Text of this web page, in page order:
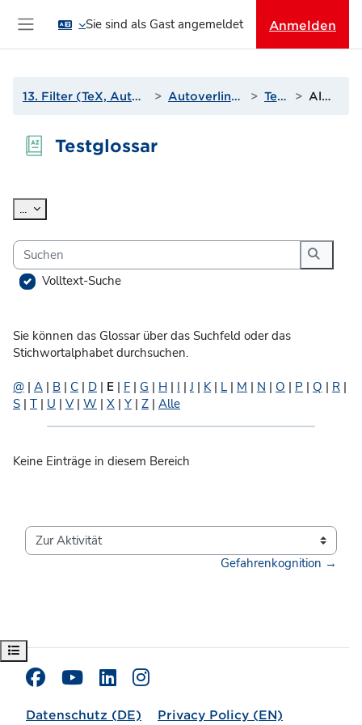
Sie sind als Gast angemeldet Anmelden
Kursindex öffnen
13. Filter (TeX, Autoverlinkungen und mehr) Autoverlinkung zu Glossaren Testglossar Alphabetisch
Testglossar
... Einträge exportieren
Suchen
Suchen
Volltext-Suche
Sie können das Glossar über das Suchfeld oder das
Stichwortalphabet durchsuchen.
@ | A | B | C | D | E | F | G | H | I |J | K| L | M | N | O | P | Q | R |
S | T | U | V| W | X | Y | Z | Alle
Keine Einträge in diesem Bereich
Zur Aktivität
Gefahrenkognition →
Datenschutz (DE) Privacy Policy (EN)